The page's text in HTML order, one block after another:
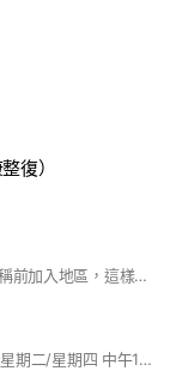
復）
歡迎加入，為了判別詐騙，請幫我在名稱前加入地區，這樣比較好辨別。 例如：鳳山-梨子。
#高雄大社觀音山 開基上官武財殿 每逢星期二/星期四 中午1:30濟世服務、不收費用 油香隨意。（不助偏橫財） 請示事項:☐身體☐事業☐工作☐運勢☐學業☐陽宅☐平安符☐其他(請詳寫請示細節) Line問&答專區: https://lin.ee/25HuyVA Line掛號預約專區: https://lin.ee/GDHpbCQ 開基上官武財殿地址: 815高雄市大社區學府路196號 https://g.co/kgs/SD4X9L